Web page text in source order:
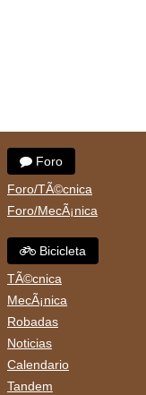
Foro
Foro/TÃ©cnica
Foro/MecÃ¡nica
Bicicleta
TÃ©cnica
MecÃ¡nica
Robadas
Noticias
Calendario
Tandem